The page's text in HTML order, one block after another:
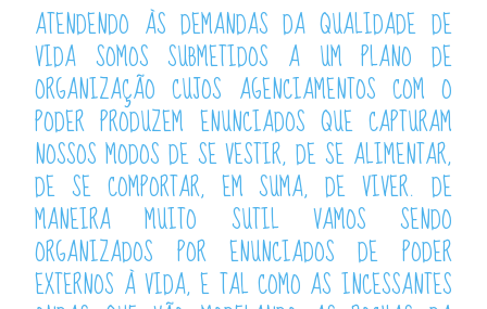
ATENDENDO ÀS DEMANDAS DA QUALIDADE DE
VIDA SOMOS SUBMETIDOS A UM PLANO DE
ORGANIZAÇÃO CUJOS AGENCIAMENTOS COM O
PODER PRODUZEM ENUNCIADOS QUE CAPTURAM
NOSSOS MODOS DE SE VESTIR, DE SE ALIMENTAR,
DE SE COMPORTAR, EM SUMA, DE VIVER. DE
MANEIRA MUITO SUTIL VAMOS SENDO
ORGANIZADOS POR ENUNCIADOS DE PODER
EXTERNOS À VIDA, E TAL COMO AS INCESSANTES